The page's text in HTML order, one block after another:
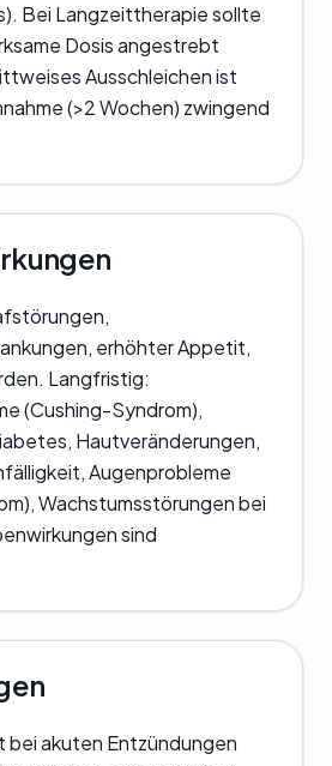
Bei Langzeittherapie sollte
Dosis angestrebt
Ausschleichen ist
(>2 Wochen) zwingend
erhöhter Appetit,
Langfristig:
(Cushing-Syndrom),
Hautveränderungen,
Augenprobleme
Wachstumsstörungen bei
sind
bei akuten Entzündungen